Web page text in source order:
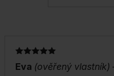
Hodnocení
5z 5
Eva (ověřený vlastník)